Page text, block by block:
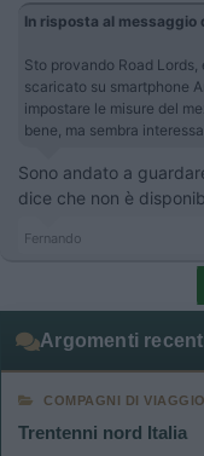
In risposta al messaggio
Sto provando Road
scaricato su smartphone
impostare le misure del
bene, ma sembra
Sono andato a
dice che non è
Fernando
Argomenti
COMPAGNI DI VIAGGIO
Trentenni nord Italia